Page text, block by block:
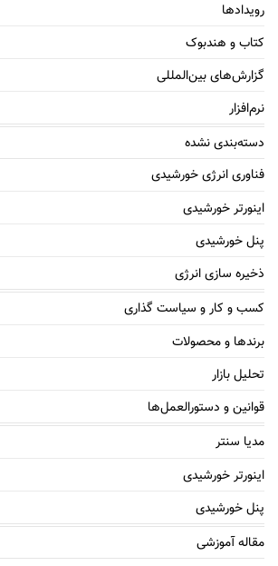
رویدادها
کتاب و هندبوک
گزارش‌های بین‌المللی
نرم‌افزار
دسته‌بندی نشده
فناوری انرژی خورشیدی
اینورتر خورشیدی
پنل خورشیدی
ذخیره سازی انرژی
کسب و کار و سیاست گذاری
برندها و محصولات
تحلیل بازار
قوانین و دستورالعمل‌ها
مدیا سنتر
اینورتر خورشیدی
پنل خورشیدی
مقاله آموزشی